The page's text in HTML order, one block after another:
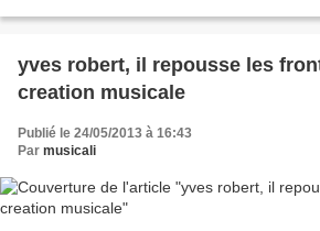
yves robert, il repousse les
creation musicale
Publié le 24/05/2013 à 16:43
Par musicali